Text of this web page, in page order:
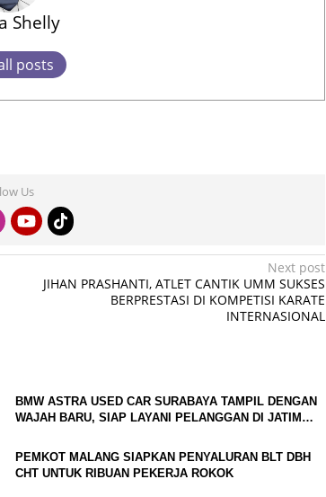
Shelly
posts
Us
Next post
JIHAN PRASHANTI, ATLET CANTIK UMM SUKSES
BERPRESTASI DI KOMPETISI KARATE
INTERNASIONAL
BMW ASTRA USED CAR SURABAYA TAMPIL DENGAN
WAJAH BARU, SIAP LAYANI PELANGGAN DI JATIM
PEMKOT MALANG SIAPKAN PENYALURAN BLT DBH
CHT UNTUK RIBUAN PEKERJA ROKOK